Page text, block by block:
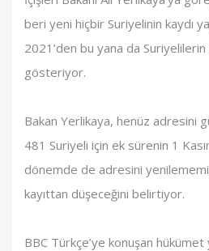
beri yeni hiçbir Suriyelinin kaydı
2021’den bu yana da Suriyelilerin
gösteriyor.
Bakan Yerlikaya, henüz adresini
481 Suriyeli için ek sürenin 1
dönemde de adresini
kayıttan düşeceğini belirtiyor.
BBC Türkçe’ye konuşan hükümet